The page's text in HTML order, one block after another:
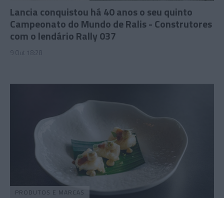
Lancia conquistou há 40 anos o seu quinto
Campeonato do Mundo de Ralis - Construtores
com o lendário Rally 037
9 Out 18:28
PRODUTOS E MARCAS